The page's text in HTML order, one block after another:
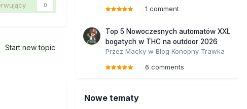
0
Start new topic
1 comment
Top 5 Nowoczesnych automatów XXL
bogatych w THC na outdoor 2026
Przez Macky w Blog Konopny Trawka
6 comments
Nowe tematy